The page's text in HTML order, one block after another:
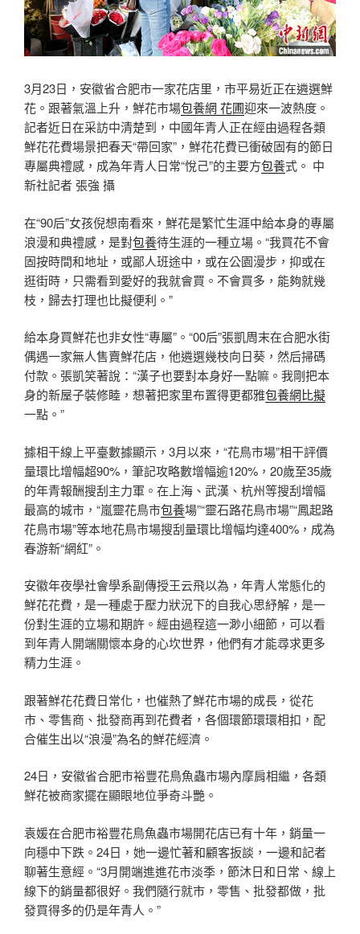
3月23日，安徽省合肥市一家花店里，市平易近正在遴選鮮
花。跟著氣溫上升，鮮花市場包養網 花圃迎來一波熱度。
記者近日在采訪中清楚到，中國年青人正在經由過程各類
鮮花花費場景把春天“帶回家”，鮮花花費已衝破固有的節日
專屬典禮感，成為年青人日常“悅己”的主要方包養式。 中
新社記者 張強 攝
在“90后”女孩倪想南看來，鮮花是繁忙生涯中給本身的專屬
浪漫和典禮感，是對包養待生涯的一種立場。“我買花不會
固按時間和地址，或鄙人班途中，或在公園漫步，抑或在
逛街時，只需看到愛好的我就會買。不會買多，能夠就幾
枝，歸去打理也比擬便利。”
給本身買鮮花也非女性“專屬”。“00后”張凱周末在合肥水街
偶遇一家無人售賣鮮花店，他遴選幾枝向日葵，然后掃碼
付款。張凱笑著說：“漢子也要對本身好一點嘛。我剛把本
身的新屋子裝修睦，想著把家里布置得更都雅包養網比擬
一點。”
據相干線上平臺數據顯示，3月以來，“花鳥市場”相干評價
量環比增幅超90%，筆記攻略數增幅逾120%，20歲至35歲
的年青報酬搜刮主力軍。在上海、武漢、杭州等搜刮增幅
最高的城市，“嵐靈花鳥市包養場”“靈石路花鳥市場”“鳳起路
花鳥市場”等本地花鳥市場搜刮量環比增幅均達400%，成為
春游新“網紅”。
安徽年夜學社會學系副傳授王云飛以為，年青人常態化的
鮮花花費，是一種處于壓力狀況下的自我心思紓解，是一
份對生涯的立場和期許。經由過程這一渺小細節，可以看
到年青人開端關懷本身的心坎世界，他們有才能尋求更多
精力生涯。
跟著鮮花花費日常化，也催熱了鮮花市場的成長，從花
市、零售商、批發商再到花費者，各個環節環環相扣，配
合催生出以“浪漫”為名的鮮花經濟。
24日，安徽省合肥市裕豐花鳥魚蟲市場內摩肩相繼，各類
鮮花被商家擺在顯眼地位爭奇斗艷。
袁媛在合肥市裕豐花鳥魚蟲市場開花店已有十年，銷量一
向穩中下跌。24日，她一邊忙著和顧客扳談，一邊和記者
聊著生意經。“3月開端進進花市淡季，節沐日和日常、線上
線下的銷量都很好。我們隨行就市，零售、批發都做，批
發買得多的仍是年青人。”